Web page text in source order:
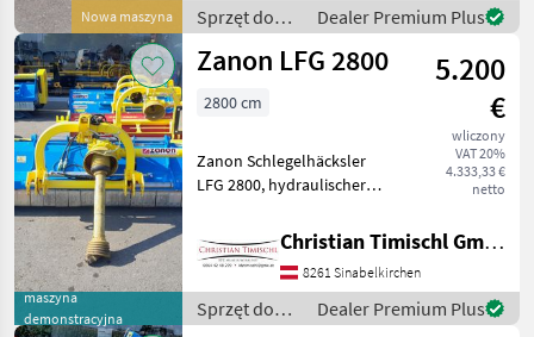
Nowa maszyna
Warntafeln, Gelenkwelle
Das reversible Mulchgerät
RFG ist f
Sprzęt do
siewu /
Zanon
Dealer Premium Plus
maszyna
demonstracyjna
Zanon LFG 2800
5.200
€
wliczony
VAT 20%
4.333,33 €
netto
2800 cm
Zanon Schlegelhäcksler
LFG 2800, hydraulischer
Hammerschlegel,
Beleuchtung Das LFG
Mulchgerät ist für den
Heckanbau ausgelegt. Es
eignet sich
Christian Timischl GmbH
8261 Sinabelkirchen
Sprzęt do
siewu /
Dealer Premium Plus